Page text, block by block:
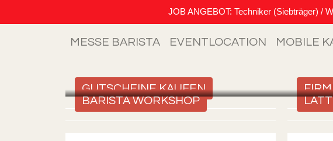
JOB ANGEBOT: Techniker (Siebträger) /
MESSE BARISTA EVENTLOCATION MOBILE
GUTSCHEINE KAUFEN
BARISTA WORKSHOP